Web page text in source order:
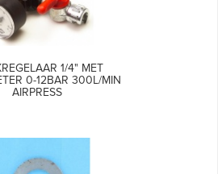
1/4" MET
0-12BAR 300L/MIN
AIRPRESS